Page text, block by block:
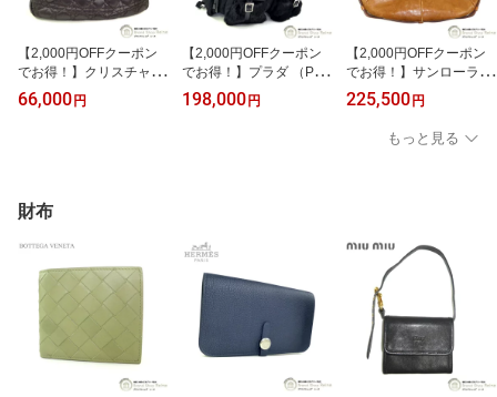
【2,000円OFFクーポン
でお得！】クリスチャン
ディオール （Christian D
ior） カナージュ ナイロ
66,000 円
【2,000円OFFクーポン
でお得！】プラダ （PRA
DA） テスートインプン
トゥ キルティング ラビ
198,000 円
【2,000円OFFクーポン
でお得！】サンローラン
（SAINT LAURENT） モ
ンバサ リヴ・ゴーシュ
ショルダー ハンド バッ
グ Rive Gauche Mombas
225,500 円
もっと見る
財布